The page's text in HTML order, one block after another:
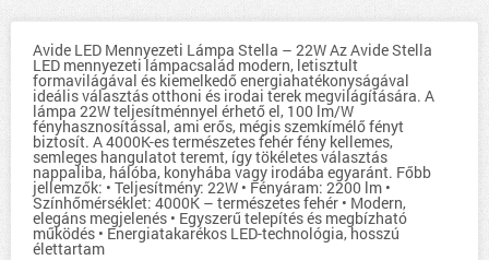
Avide LED Mennyezeti Lámpa Stella – 22W Az Avide Stella
LED mennyezeti lámpacsalád modern, letisztult
formavilágával és kiemelkedő energiahatékonyságával
ideális választás otthoni és irodai terek megvilágítására. A
lámpa 22W teljesítménnyel érhető el, 100 lm/W
fényhasznosítással, ami erős, mégis szemkímélő fényt
biztosít. A 4000K-es természetes fehér fény kellemes,
semleges hangulatot teremt, így tökéletes választás
nappaliba, hálóba, konyhába vagy irodába egyaránt. Főbb
jellemzők: • Teljesítmény: 22W • Fényáram: 2200 lm •
Színhőmérséklet: 4000K – természetes fehér • Modern,
elegáns megjelenés • Egyszerű telepítés és megbízható
működés • Energiatakarékos LED-technológia, hosszú
élettartam